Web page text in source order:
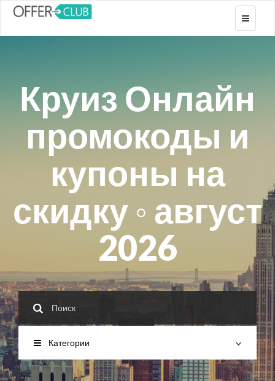
Toggle
Круиз Онлайн
промокоды и
купоны на
скидку ◦ август
2026
Категории